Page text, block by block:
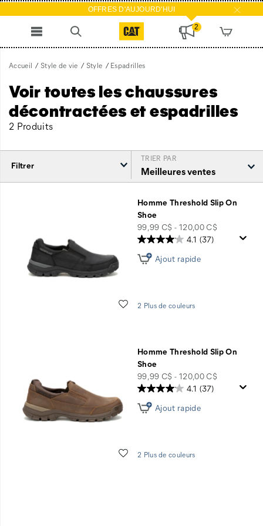
OFFRES D'AUJOURD'HUI
2
Accueil Style de vie Style Espadrilles
Voir toutes les chaussures
décontractées et espadrilles
2 Produits
Filtrer
TRIER PAR
Espadrilles
Homme Threshold Slip On
Shoe
price
99,99 C$ - 120,00 C$
Liste de souhaits
4.1 (37)
Ajout rapide
2 Plus de couleurs
Homme Threshold Slip On
Shoe
price
99,99 C$ - 120,00 C$
Liste de souhaits
4.1 (37)
Ajout rapide
2 Plus de couleurs